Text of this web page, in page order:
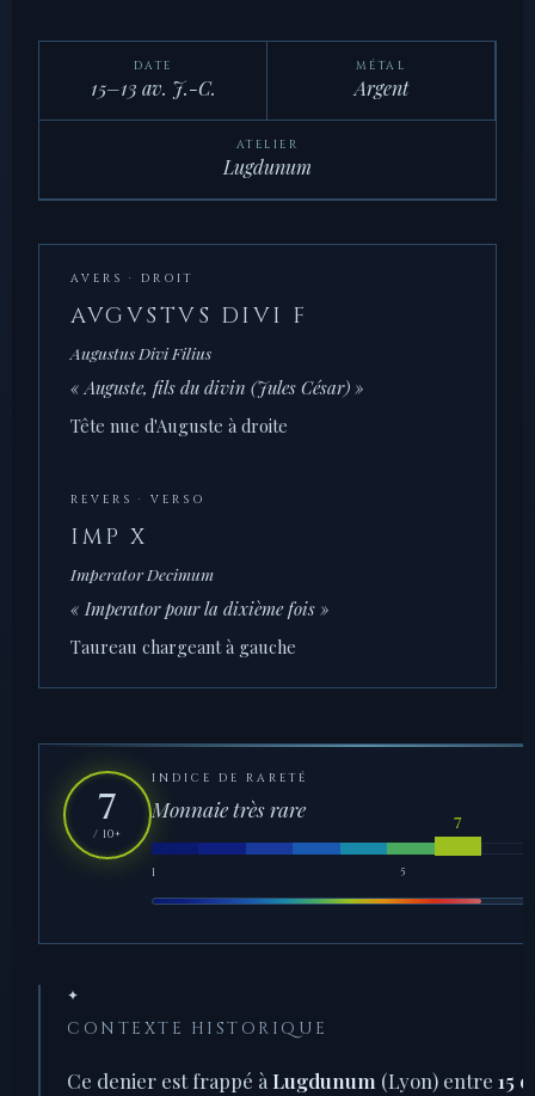
DATE
15–13 av. J.-C.
MÉTAL
Argent
ATELIER
Lugdunum
AVERS · DROIT
AVGVSTVS DIVI F
Augustus Divi Filius
« Auguste, fils du divin (Jules César) »
Tête nue d'Auguste à droite
REVERS · VERSO
IMP X
Imperator Decimum
« Imperator pour la dixième fois »
Taureau chargeant à gauche
7
/ 10+
INDICE DE RARETÉ
Monnaie très rare
1 5
✦
CONTEXTE HISTORIQUE
Ce denier est frappé àLugdunum (Lyon) entre 15